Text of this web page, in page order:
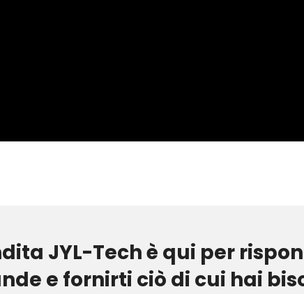
JYL-Tech è qui per
e fornirti ciò di cui hai